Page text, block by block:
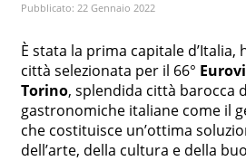
Pubblicato: 22 Gennaio 2022
È stata la prima capitale
città selezionata per il 66°
Torino, splendida città barocca
gastronomiche italiane come il
che costituisce un’ottima
dell’arte, della cultura e della